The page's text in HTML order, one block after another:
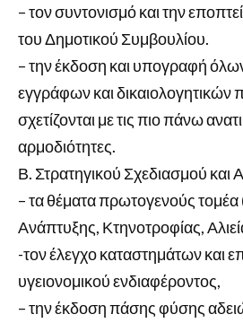
– τον συντονισμό και την
του Δημοτικού Συμβουλίου.
– την έκδοση και υπογραφή
εγγράφων και δικαιολογητικών
σχετίζονται με τις πιο πάνω
αρμοδιότητες.
Β. Στρατηγικού Σχεδιασμού και
– τα θέματα πρωτογενούς τομέα
Ανάπτυξης, Κτηνοτροφίας,
-τον έλεγχο καταστημάτων και
υγειονομικού ενδιαφέροντος,
– την έκδοση πάσης φύσης